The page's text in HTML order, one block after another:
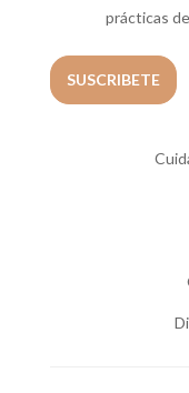
prácticas